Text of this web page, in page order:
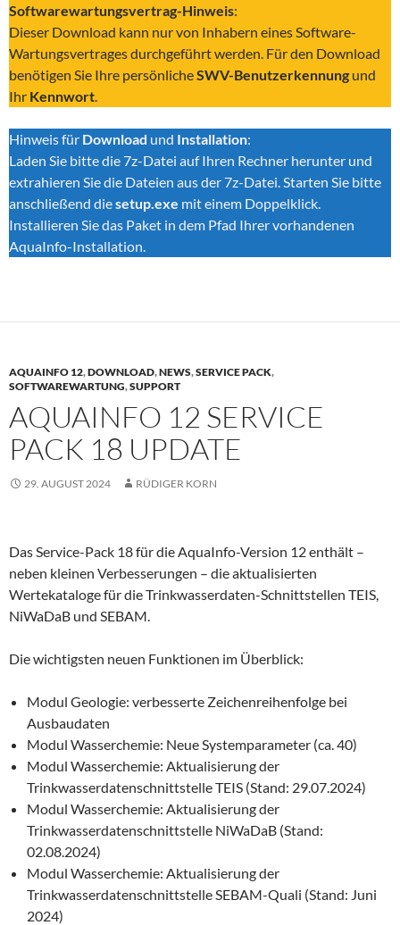
Softwarewartungsvertrag-Hinweis:
Dieser Download kann nur von Inhabern eines Software-
Wartungsvertrages durchgeführt werden. Für den Download
benötigen Sie Ihre persönlicheSWV-Benutzerkennung und
Ihr Kennwort.
Hinweis für Download und Installation:
Laden Sie bitte die 7z-Datei auf Ihren Rechner herunter und
extrahieren Sie die Dateien aus der 7z-Datei. Starten Sie bitte
anschließend diesetup.exe mit einem Doppelklick.
Installieren Sie das Paket in dem Pfad Ihrer vorhandenen
AquaInfo-Installation.
AQUAINFO 12,DOWNLOAD,NEWS,SERVICE PACK,
SOFTWAREWARTUNG,SUPPORT
AQUAINFO 12 SERVICE
PACK 18 UPDATE
29. AUGUST 2024 RÜDIGER KORN
Das Service-Pack 18 für die AquaInfo-Version 12 enthält –
neben kleinen Verbesserungen – die aktualisierten
Wertekataloge für die Trinkwasserdaten-Schnittstellen TEIS,
NiWaDaB und SEBAM.
Die wichtigsten neuen Funktionen im Überblick:
Modul Geologie: verbesserte Zeichenreihenfolge bei
Ausbaudaten
Modul Wasserchemie: Neue Systemparameter (ca. 40)
Modul Wasserchemie: Aktualisierung der
Trinkwasserdatenschnittstelle TEIS (Stand: 29.07.2024)
Modul Wasserchemie: Aktualisierung der
Trinkwasserdatenschnittstelle NiWaDaB (Stand:
02.08.2024)
Modul Wasserchemie: Aktualisierung der
Trinkwasserdatenschnittstelle SEBAM-Quali (Stand: Juni
2024)